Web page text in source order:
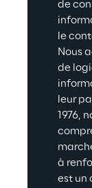
de
le
Nous
de
leur
1976,
à
est un